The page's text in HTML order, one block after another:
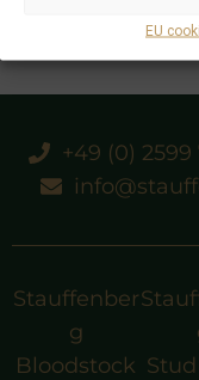
EU
+49 (0) 2599
Stauffenber
g
Bloodstock